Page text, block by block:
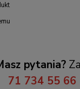
pytania?
71 734 55 66